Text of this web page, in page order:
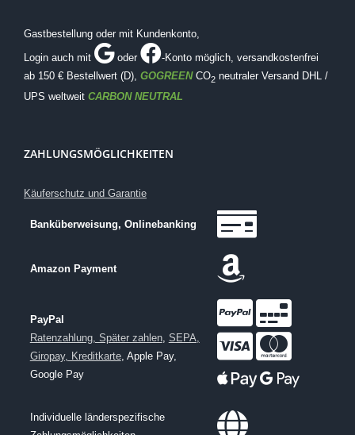
Gastbestellung oder mit Kundenkonto,
Login auch mit
oder -Konto möglich, versandkostenfrei
ab 150 € Bestellwert (D), GOGREENCO2 neutraler Versand DHL /
UPS weltweit CARBON NEUTRAL
ZAHLUNGSMÖGLICHKEITEN
Käuferschutz und Garantie
Banküberweisung, Onlinebanking
Amazon Payment
PayPal
Ratenzahlung, Später zahlen, SEPA,
Giropay, Kreditkarte, Apple Pay,
Google Pay
Individuelle länderspezifische